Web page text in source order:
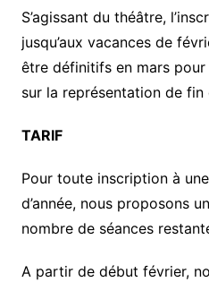
S’agissant du théâtre,
jusqu’aux vacances de
être définitifs en mars
sur la représentation de fin
TARIF
Pour toute inscription à
d’année, nous proposons
nombre de séances
A partir de début février,